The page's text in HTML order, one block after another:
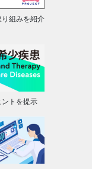
組みを紹介
トを提示